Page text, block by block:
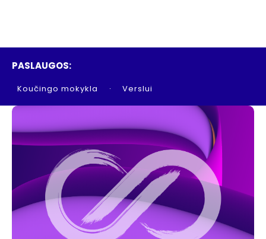
PASLAUGOS:
Koučingo mokykla Verslui